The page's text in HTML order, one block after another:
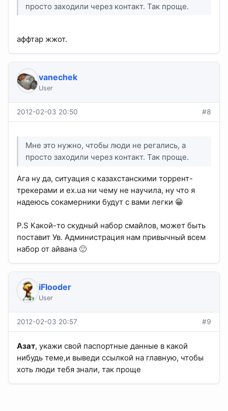
просто заходили через контакт. Так проще.
аффтар жжот.
vanechek
User
2012-02-03 20:50 #8
Мне это нужно, чтобы люди не регались, а
просто заходили через контакт. Так проще.
Ага ну да, ситуация с казахстанскими торрент-
трекерами и ex.ua ни чему не научила, ну что я
надеюсь сокамерники будут с вами легки 😀
P.S Какой-то скудный набор смайлов, может быть
поставит Ув. Администрация нам привычный всем
набор от айвана 🙂
iFlooder
User
2012-02-03 20:57 #9
Азат, укажи свой паспортные данные в какой
нибудь теме,и выведи ссылкой на главную, чтобы
хоть люди тебя знали, так проще